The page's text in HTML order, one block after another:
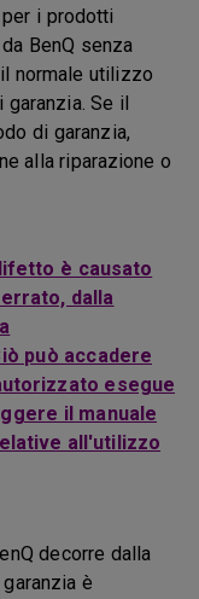
i prodotti
BenQ senza
normale utilizzo
Se il
di garanzia,
alla riparazione o
è causato
dalla
può accadere
esegue
il manuale
all'utilizzo
decorre dalla
è